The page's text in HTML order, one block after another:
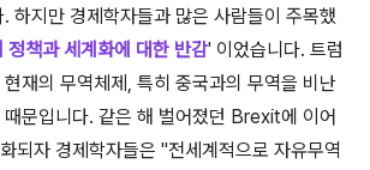
하지만 경제학자들과 많은 사람들이 주목했
정책과 세계화에 대한 반감' 이었습니다. 트럼
재의 무역체제, 특히 중국과의 무역을 비난
문입니다. 같은 해 벌어졌던 Brexit에 이어
되자 경제학자들은 "전세계적으로 자유무역